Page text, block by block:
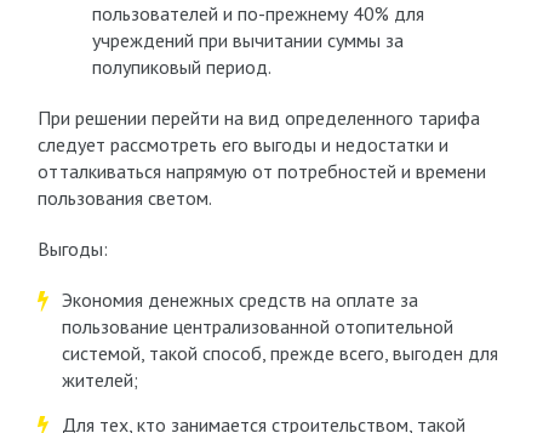
пользователей и по-прежнему 40% для
учреждений при вычитании суммы за
полупиковый период.
При решении перейти на вид определенного тарифа
следует рассмотреть его выгоды и недостатки и
отталкиваться напрямую от потребностей и времени
пользования светом.
Выгоды:
Экономия денежных средств на оплате за
пользование централизованной отопительной
системой, такой способ, прежде всего, выгоден для
жителей;
Для тех, кто занимается строительством, такой